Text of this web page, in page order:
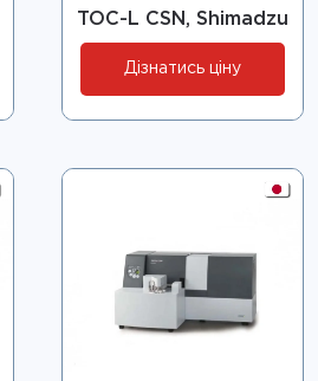
TOC-L CSN, Shimadzu
Дізнатись ціну